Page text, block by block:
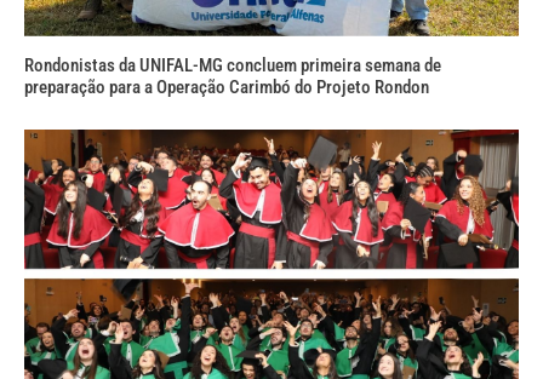
Rondonistas da UNIFAL-MG concluem primeira semana de
preparação para a Operação Carimbó do Projeto Rondon